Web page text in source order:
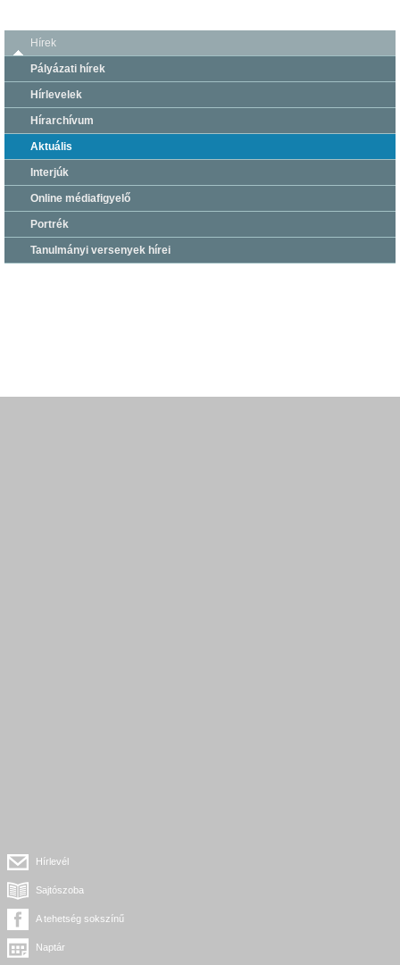
Hírek
Pályázati hírek
Hírlevelek
Hírarchívum
Aktuális
Interjúk
Online médiafigyelő
Portrék
Tanulmányi versenyek hírei
Hírlevél
Sajtószoba
A tehetség sokszínű
Naptár